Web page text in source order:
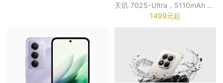
天玑 7025-Ultra，5110mAh 电池
1499元起